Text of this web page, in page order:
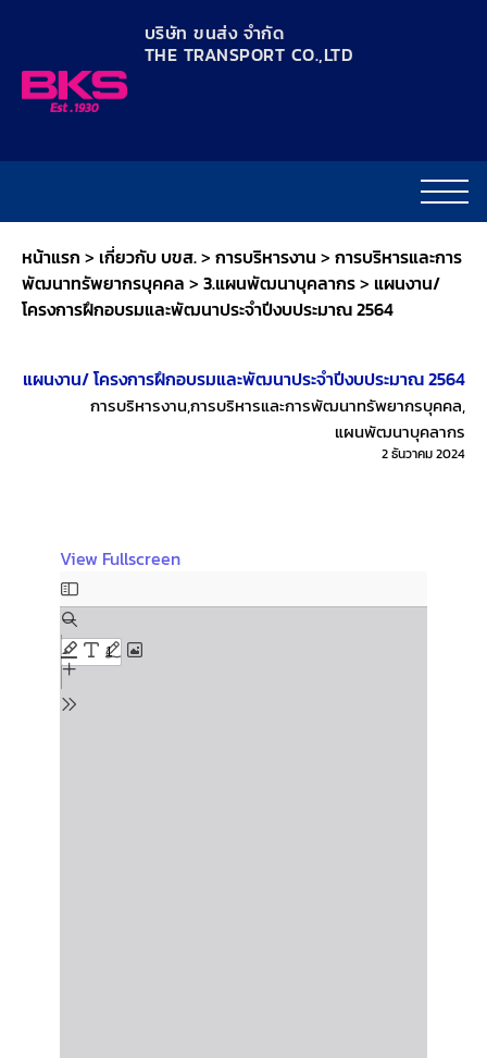
บริษัท ขนส่ง จำกัด
THE TRANSPORT CO.,LTD​
หน้าแรก > เกี่ยวกับ บขส.> การบริหารงาน > การบริหารและการ
พัฒนาทรัพยากรบุคคล > 3.แผนพัฒนาบุคลากร> แผนงาน/
โครงการฝึกอบรมและพัฒนาประจำปีงบประมาณ 2564
แผนงาน/ โครงการฝึกอบรมและพัฒนาประจำปีงบประมาณ 2564
การบริหารงาน,การบริหารและการพัฒนาทรัพยากรบุคคล,
แผนพัฒนาบุคลากร
2 ธันวาคม 2024
View Fullscreen